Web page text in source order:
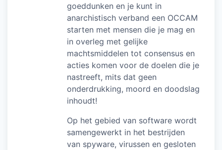
goeddunken en je kunt in
anarchistisch verband een OCCAM
starten met mensen die je mag en
in overleg met gelijke
machtsmiddelen tot consensus en
acties komen voor de doelen die je
nastreeft, mits dat geen
onderdrukking, moord en doodslag
inhoudt!
Op het gebied van software wordt
samengewerkt in het bestrijden
van spyware, virussen en gesloten